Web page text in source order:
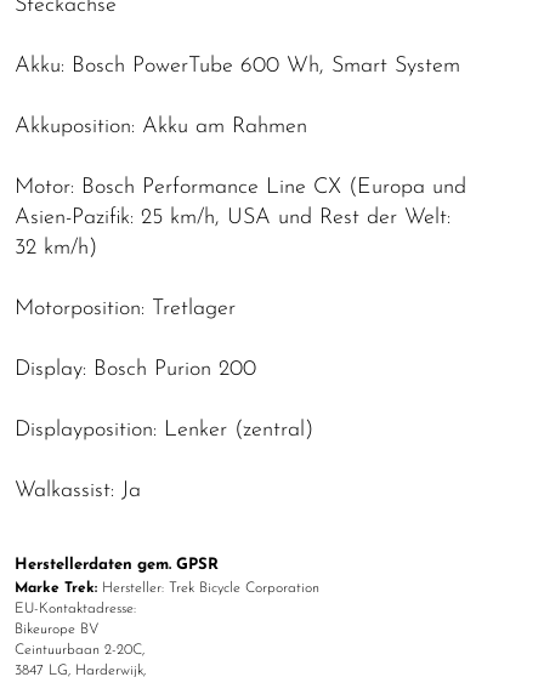
Steckachse
Akku: Bosch PowerTube 600 Wh, Smart System
Akkuposition: Akku am Rahmen
Motor: Bosch Performance Line CX (Europa und
Asien-Pazifik: 25 km/h, USA und Rest der Welt:
32 km/h)
Motorposition: Tretlager
Display: Bosch Purion 200
Displayposition: Lenker (zentral)
Walkassist: Ja
Herstellerdaten gem. GPSR
Marke Trek: Hersteller: Trek Bicycle Corporation
EU-Kontaktadresse:
Bikeurope BV
Ceintuurbaan 2-20C,
3847 LG, Harderwijk,